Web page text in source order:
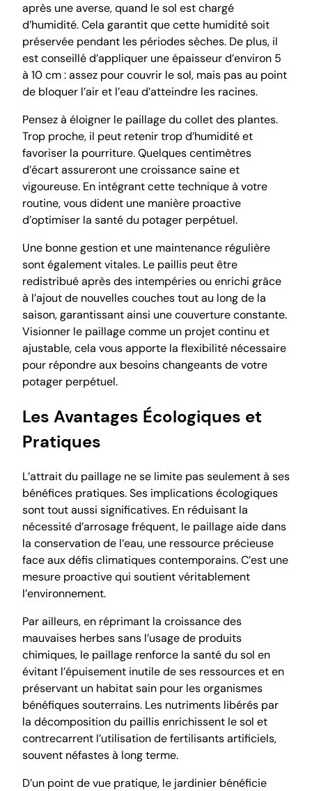
après une averse, quand le sol est chargé
d’humidité. Cela garantit que cette humidité soit
préservée pendant les périodes sèches. De plus, il
est conseillé d’appliquer une épaisseur d’environ 5
à 10 cm : assez pour couvrir le sol, mais pas au point
de bloquer l’air et l’eau d’atteindre les racines.
Pensez à éloigner le paillage du collet des plantes.
Trop proche, il peut retenir trop d’humidité et
favoriser la pourriture. Quelques centimètres
d’écart assureront une croissance saine et
vigoureuse. En intégrant cette technique à votre
routine, vous dident une manière proactive
d’optimiser la santé du potager perpétuel.
Une bonne gestion et une maintenance régulière
sont également vitales. Le paillis peut être
redistribué après des intempéries ou enrichi grâce
à l’ajout de nouvelles couches tout au long de la
saison, garantissant ainsi une couverture constante.
Visionner le paillage comme un projet continu et
ajustable, cela vous apporte la flexibilité nécessaire
pour répondre aux besoins changeants de votre
potager perpétuel.
Les Avantages Écologiques et
Pratiques
L’attrait du paillage ne se limite pas seulement à ses
bénéfices pratiques. Ses implications écologiques
sont tout aussi significatives. En réduisant la
nécessité d’arrosage fréquent, le paillage aide dans
la conservation de l’eau, une ressource précieuse
face aux défis climatiques contemporains. C’est une
mesure proactive qui soutient véritablement
l’environnement.
Par ailleurs, en réprimant la croissance des
mauvaises herbes sans l’usage de produits
chimiques, le paillage renforce la santé du sol en
évitant l’épuisement inutile de ses ressources et en
préservant un habitat sain pour les organismes
bénéfiques souterrains. Les nutriments libérés par
la décomposition du paillis enrichissent le sol et
contrecarrent l’utilisation de fertilisants artificiels,
souvent néfastes à long terme.
D’un point de vue pratique, le jardinier bénéficie